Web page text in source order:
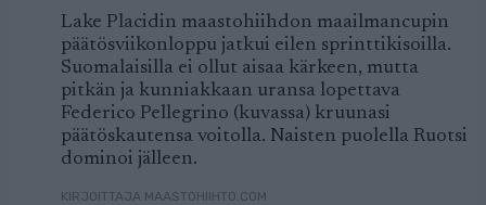
Lake Placidin maastohiihdon maailmancupin
päätösviikonloppu jatkui eilen sprinttikisoilla.
Suomalaisilla ei ollut aisaa kärkeen, mutta
pitkän ja kunniakkaan uransa lopettava
Federico Pellegrino (kuvassa) kruunasi
päätöskautensa voitolla. Naisten puolella Ruotsi
dominoi jälleen.
KIRJOITTAJA MAASTOHIIHTO.COM